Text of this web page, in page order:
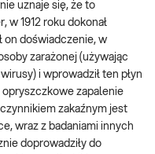
uznaje się, że to
1912 roku dokonał
on doświadczenie, w
zarażonej (używając
i wprowadził ten płyn
opryszczkowe zapalenie
zakaźnym jest
wraz z badaniami innych
doprowadziły do